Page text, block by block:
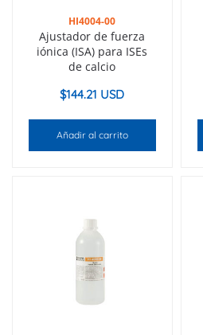
HI4004-00
Ajustador de fuerza
iónica (ISA) para ISEs
de calcio
$144.21 USD
Añadir al carrito